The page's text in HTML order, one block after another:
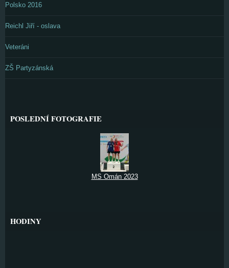
Polsko 2016
Reichl Jiří - oslava
Veteráni
ZŠ Partyzánská
POSLEDNÍ FOTOGRAFIE
MS Omán 2023
HODINY